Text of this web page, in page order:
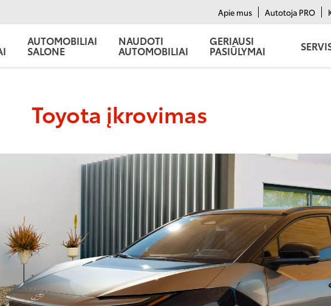
Apie mus Autotoja PRO
AUTOMOBILIAI
SALONE
NAUDOTI
AUTOMOBILIAI
GERIAUSI
PASIŪLYMAI
Toyota įkrovimas